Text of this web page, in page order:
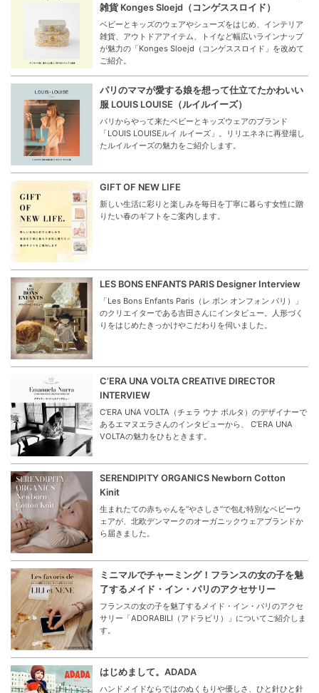
雑貨 Konges Sloejd（コンゲススロイド）
ベビーとキッズのウェアやシューズをはじめ、インテリア
雑貨、アウトドアアイテム、トイなど幅広いラインナップ
が魅力の「Konges Sloejd（コンゲススロイド」を改めて
ご紹介。
パリのママが愛する娘を想って仕立てたかわいい
服 LOUIS LOUISE（ルイルイーズ）
パリからやって来たベビーとキッズウェアのブランド
「LOUIS LOUISEルイ ルイーズ」。リリエネネに再登場し
たルイルイーズの魅力をご紹介します。
GIFT OF NEW LIFE
新しい生活に彩りと楽しみを毎日を丁寧に暮らす女性に贈
りたい春のギフトをご案内します。
LES BONS ENFANTS PARIS Designer Interview
「Les Bons Enfants Paris（レ ボン オンフォン パリ）」
のクリエイターである吉田さんにインタビュー。人形づく
りをはじめたきっかけやこだわりを伺いました。
C’ERA UNA VOLTA CREATIVE DIRECTOR
INTERVIEW
C’ERA UNA VOLTA（チェラ ウナ ボルタ）のデザイナーで
あるエマヌエラさんのインタビューから、 C’ERA UNA
VOLTAの魅力をひもときます。
SERENDIPITY ORGANICS Newborn Cotton
Kinit
生まれたての赤ちゃんを“やさしさ”で包む特別なベビーウ
ェアが、北欧デンマークのオーガニックウェアブランドか
ら届きました。
ミニマルでチャーミング！フランスの女の子を魅
了するメイド・イン・パリのアクセサリー
フランスの女の子を魅了するメイド・イン・パリのアクセ
サリー「ADORABILI（アドラビリ）」についてご紹介しま
す。
はじめまして。ADADA
ハンドメイドならではのぬくもりや優しさ、ひと針ひと針